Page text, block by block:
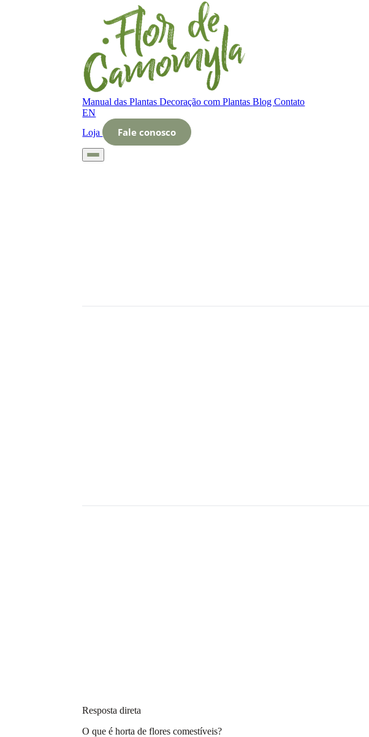
Manual das PlantasDecoração com PlantasBlogContato
EN
Loja
Fale conosco
Resposta direta
O que é horta de flores comestíveis?